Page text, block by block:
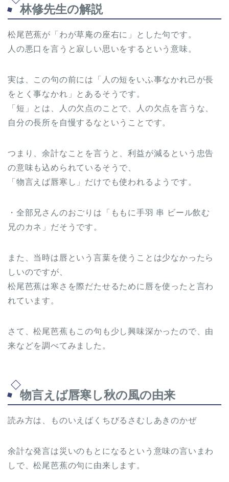
林修先生の解説
松尾芭蕉が「わが草庵の座右に」とした句です。
人の悪口を言うと寂しい思いをするという意味。
実は、この句の前には「人の短をいふ事なかれ己が長
をとく事なかれ」とあるそうです。
「短」とは、人の欠点のことで、人の欠点を言うな、
自分の長所を自慢するなということです。
つまり、余計なことを言うと、利益が減るという忠告
の意味も込められているそうで、
「物言えば唇寒し」だけでも使われるようです。
・全部兄さんのおごりは「ももに手羽 串 ビール飲む
兄のカネ」だそうです。
また、当時は唇という言葉を使うことは少なかったら
しいのですが、
松尾芭蕉は寒さを際だたせるために唇を使ったと言わ
れています。
さて、松尾芭蕉もこの句も少し興味深かったので、由
来などを調べてみました。
物言えば唇寒し秋の風の由来
読み方は、ものいえばくちびるさむしあきのかぜ
余計な発言は災いのもとになるという意味の言いまわ
しで、松尾芭蕉の句に由来します。